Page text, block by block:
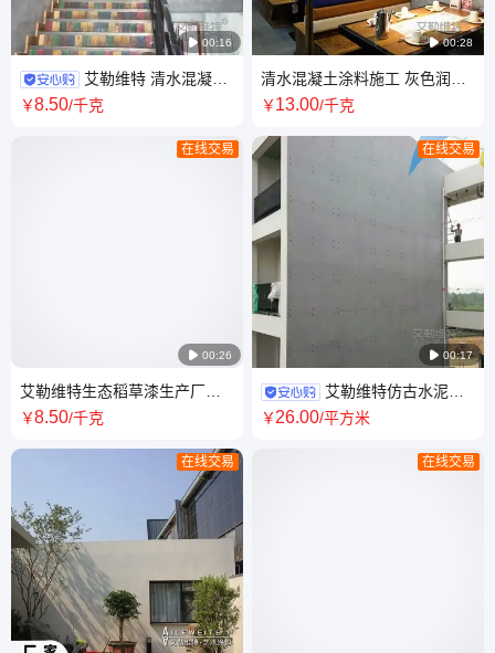
 00:16
艾勒维特 清水混凝土
艺术漆 内外墙涂料QS-001
￥8.50/千克
 00:26
在线交易
艾勒维特生态稻草漆生产厂家
酒店农家乐民宿风 墙面涂料
￥8.50/千克
在线交易
 00:28
清水混凝土涂料施工 灰色润色
效果 艾勒维特艺术水泥漆QS-
￥13.00/千克
 00:17
在线交易
艾勒维特仿古水泥墙
装饰浇灌材料错台麻面混凝土
￥26.00/平方米
在线交易